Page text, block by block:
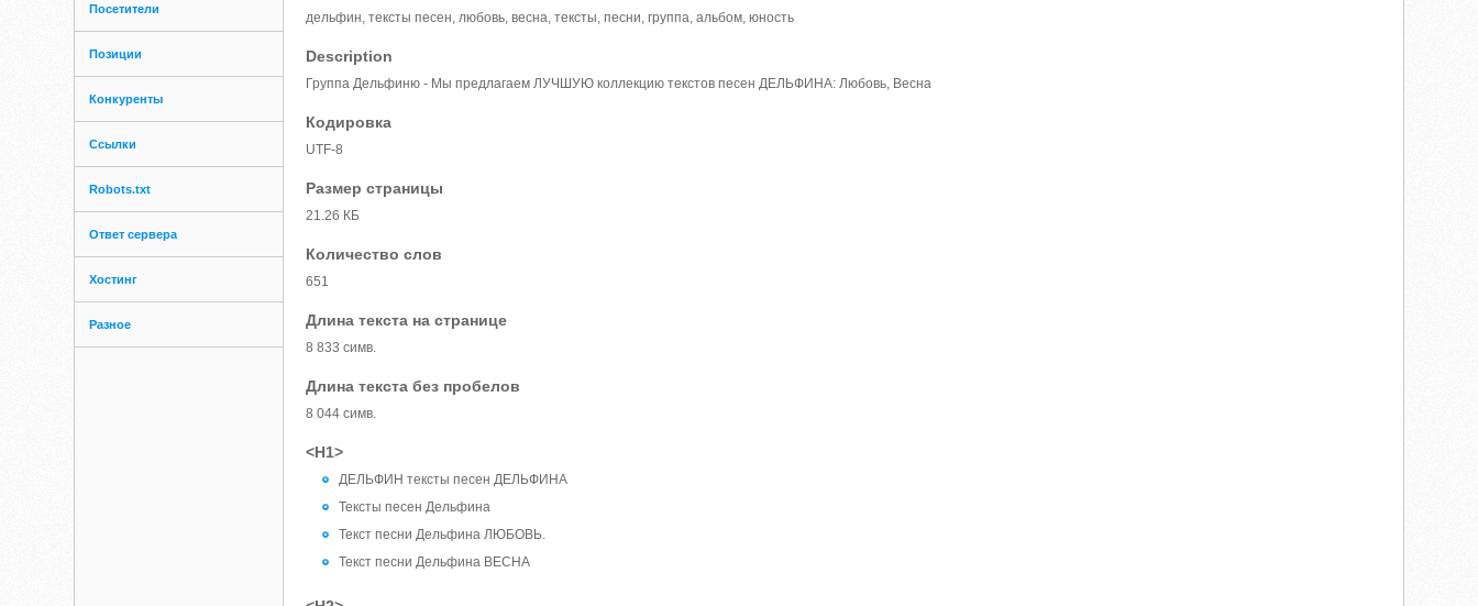
Посетители
Позиции
Конкуренты
Ссылки
Robots.txt
Ответ сервера
Хостинг
Разное
дельфин, тексты песен, любовь, весна, тексты, песни, группа, альбом, юность
Description
Группа Дельфиню - Мы предлагаем ЛУЧШУЮ коллекцию текстов песен ДЕЛЬФИНА: Любовь, Весна
Кодировка
UTF-8
Размер страницы
21.26 КБ
Количество слов
651
Длина текста на странице
8 833 симв.
Длина текста без пробелов
8 044 симв.
<H1>
ДЕЛЬФИН тексты песен ДЕЛЬФИНА
Тексты песен Дельфина
Текст песни Дельфина ЛЮБОВЬ.
Текст песни Дельфина ВЕСНА